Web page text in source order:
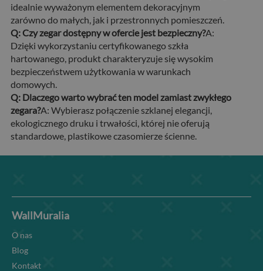
idealnie wyważonym elementem dekoracyjnym
zarówno do małych, jak i przestronnych pomieszczeń.
Q: Czy zegar dostępny w ofercie jest bezpieczny?A:
Dzięki wykorzystaniu certyfikowanego szkła
hartowanego, produkt charakteryzuje się wysokim
bezpieczeństwem użytkowania w warunkach
domowych.
Q: Dlaczego warto wybrać ten model zamiast zwykłego
zegara?A: Wybierasz połączenie szklanej elegancji,
ekologicznego druku i trwałości, której nie oferują
standardowe, plastikowe czasomierze ścienne.
WallMuralia
O nas
Blog
Kontakt